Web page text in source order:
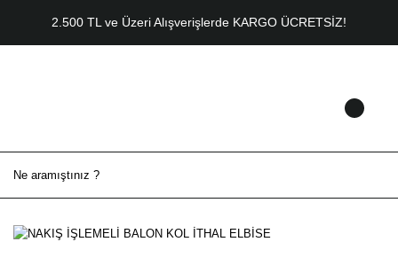
2.500 TL ve Üzeri Alışverişlerde KARGO ÜCRETSİZ!